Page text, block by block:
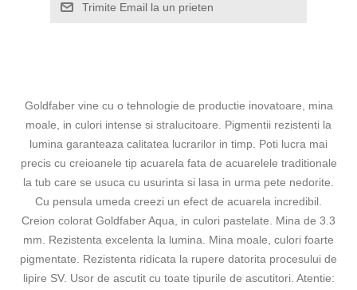
Trimite Email la un prieten
Goldfaber vine cu o tehnologie de productie inovatoare, mina
moale, in culori intense si stralucitoare. Pigmentii rezistenti la
lumina garanteaza calitatea lucrarilor in timp. Poti lucra mai
precis cu creioanele tip acuarela fata de acuarelele traditionale
la tub care se usuca cu usurinta si lasa in urma pete nedorite.
Cu pensula umeda creezi un efect de acuarela incredibil.
Creion colorat Goldfaber Aqua, in culori pastelate. Mina de 3.3
mm. Rezistenta excelenta la lumina. Mina moale, culori foarte
pigmentate. Rezistenta ridicata la rupere datorita procesului de
lipire SV. Usor de ascutit cu toate tipurile de ascutitori. Atentie: